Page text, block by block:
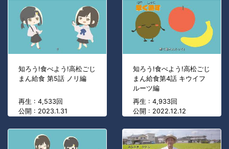
知ろう!食べよう!高松ごじ
まん給食 第5話 ノリ編
再生 : 4,533回
公開 : 2023.1.31
知ろう!食べよう!高松ごじ
まん給食第4話 キウイフ
ルーツ編
再生 : 4,933回
公開 : 2022.12.12